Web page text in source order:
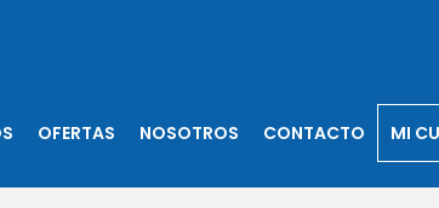
OFERTAS NOSOTROS CONTACTO MI